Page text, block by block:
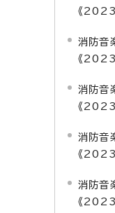
《
消防音
《2023
消防音
《2023
消防音
《
消防音
《